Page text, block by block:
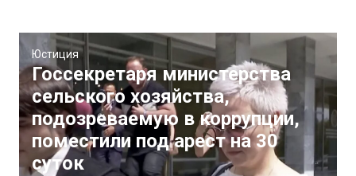
Юстиция
Госсекретаря министерства
сельского хозяйства,
подозреваемую в коррупции,
поместили под арест на 30
суток